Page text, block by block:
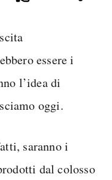
essere i
l’idea di
oggi.
saranno i
dal colosso